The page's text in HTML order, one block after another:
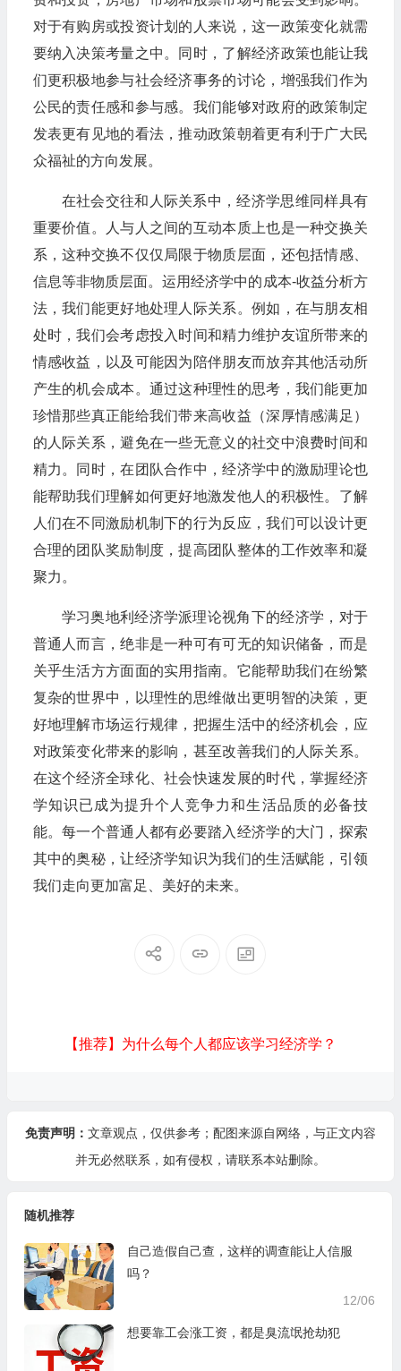
对于有购房或投资计划的人来说，这一政策变化就需
要纳入决策考量之中。同时，了解经济政策也能让我
们更积极地参与社会经济事务的讨论，增强我们作为
公民的责任感和参与感。我们能够对政府的政策制定
发表更有见地的看法，推动政策朝着更有利于广大民
众福祉的方向发展。​
在社会交往和人际关系中，经济学思维同样具有
重要价值。人与人之间的互动本质上也是一种交换关
系，这种交换不仅仅局限于物质层面，还包括情感、
信息等非物质层面。运用经济学中的成本-收益分析方
法，我们能更好地处理人际关系。例如，在与朋友相
处时，我们会考虑投入时间和精力维护友谊所带来的
情感收益，以及可能因为陪伴朋友而放弃其他活动所
产生的机会成本。通过这种理性的思考，我们能更加
珍惜那些真正能给我们带来高收益（深厚情感满足）
的人际关系，避免在一些无意义的社交中浪费时间和
精力。同时，在团队合作中，经济学中的激励理论也
能帮助我们理解如何更好地激发他人的积极性。了解
人们在不同激励机制下的行为反应，我们可以设计更
合理的团队奖励制度，提高团队整体的工作效率和凝
聚力。​
学习奥地利经济学派理论视角下的经济学，对于
普通人而言，绝非是一种可有可无的知识储备，而是
关乎生活方方面面的实用指南。它能帮助我们在纷繁
复杂的世界中，以理性的思维做出更明智的决策，更
好地理解市场运行规律，把握生活中的经济机会，应
对政策变化带来的影响，甚至改善我们的人际关系。
在这个经济全球化、社会快速发展的时代，掌握经济
学知识已成为提升个人竞争力和生活品质的必备技
能。每一个普通人都有必要踏入经济学的大门，探索
其中的奥秘，让经济学知识为我们的生活赋能，引领
我们走向更加富足、美好的未来。
【推荐】为什么每个人都应该学习经济学？
免责声明： 文章观点，仅供参考；配图来源自网络，与正文内容
并无必然联系，如有侵权，请联系本站删除。
随机推荐
自己造假自己查，这样的调查能让人信服
吗？
12/06
想要靠工会涨工资，都是臭流氓抢劫犯